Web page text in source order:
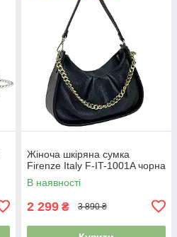
Жіноча шкіряна сумка
Firenze Italy F-IT-1001A чорна
В наявності
2 299 ₴ 3 890 ₴